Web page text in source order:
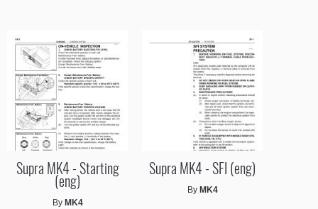
Supra MK4 - Starting
(eng)
By MK4
Supra MK4 - SFI (eng)
By MK4